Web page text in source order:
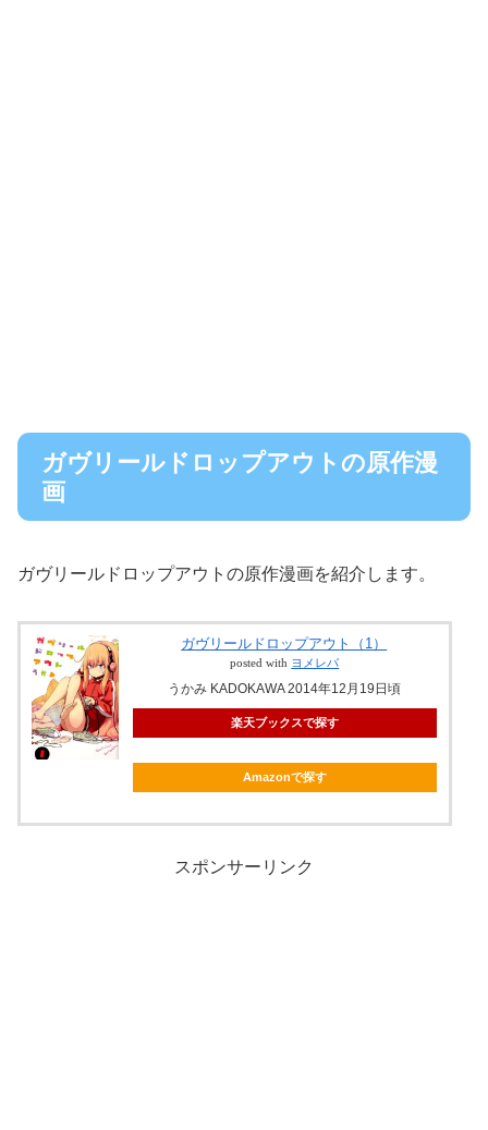
ガヴリールドロップアウトの原作漫
画
ガヴリールドロップアウトの原作漫画を紹介します。
ガヴリールドロップアウト（1）
posted with ヨメレバ
うかみ KADOKAWA 2014年12月19日頃
楽天ブックスで探す
Amazonで探す
スポンサーリンク